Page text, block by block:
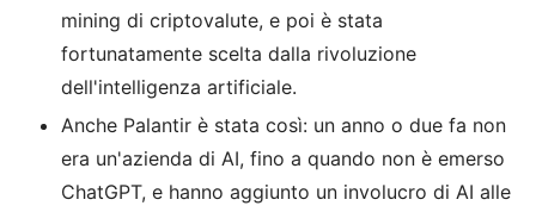
mining di criptovalute, e poi è stata
fortunatamente scelta dalla rivoluzione
dell'intelligenza artificiale.
Anche Palantir è stata così: un anno o due fa non
era un'azienda di AI, fino a quando non è emerso
ChatGPT, e hanno aggiunto un involucro di AI alle